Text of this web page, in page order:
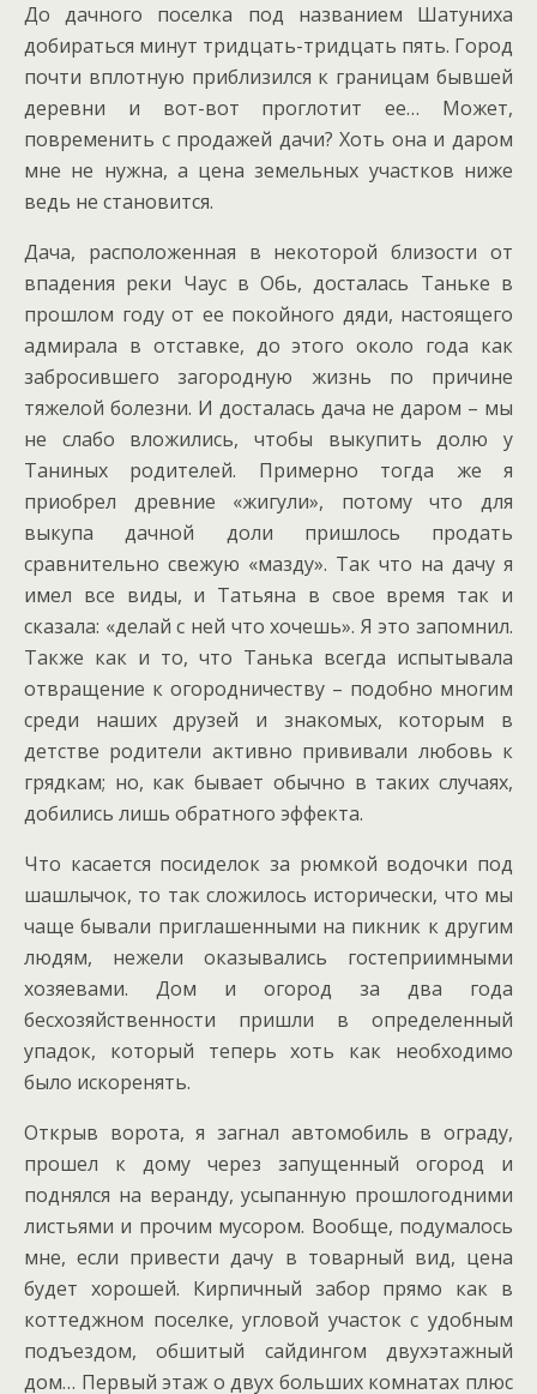
До дачного поселка под названием Шатуниха
добираться минут тридцать-тридцать пять. Город
почти вплотную приблизился к границам бывшей
деревни и вот-вот проглотит ее… Может,
повременить с продажей дачи? Хоть она и даром
мне не нужна, а цена земельных участков ниже
ведь не становится.
Дача, расположенная в некоторой близости от
впадения реки Чаус в Обь, досталась Таньке в
прошлом году от ее покойного дяди, настоящего
адмирала в отставке, до этого около года как
забросившего загородную жизнь по причине
тяжелой болезни. И досталась дача не даром – мы
не слабо вложились, чтобы выкупить долю у
Таниных родителей. Примерно тогда же я
приобрел древние «жигули», потому что для
выкупа дачной доли пришлось продать
сравнительно свежую «мазду». Так что на дачу я
имел все виды, и Татьяна в свое время так и
сказала: «делай с ней что хочешь». Я это запомнил.
Также как и то, что Танька всегда испытывала
отвращение к огородничеству – подобно многим
среди наших друзей и знакомых, которым в
детстве родители активно прививали любовь к
грядкам; но, как бывает обычно в таких случаях,
добились лишь обратного эффекта.
Что касается посиделок за рюмкой водочки под
шашлычок, то так сложилось исторически, что мы
чаще бывали приглашенными на пикник к другим
людям, нежели оказывались гостеприимными
хозяевами. Дом и огород за два года
бесхозяйственности пришли в определенный
упадок, который теперь хоть как необходимо
было искоренять.
Открыв ворота, я загнал автомобиль в ограду,
прошел к дому через запущенный огород и
поднялся на веранду, усыпанную прошлогодними
листьями и прочим мусором. Вообще, подумалось
мне, если привести дачу в товарный вид, цена
будет хорошей. Кирпичный забор прямо как в
коттеджном поселке, угловой участок с удобным
подъездом, обшитый сайдингом двухэтажный
дом… Первый этаж о двух больших комнатах плюс